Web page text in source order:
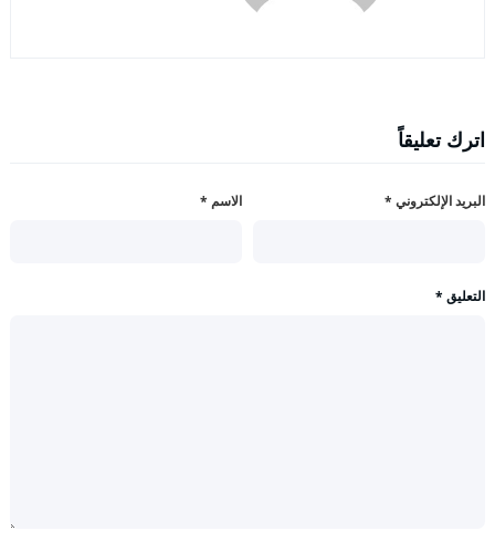
اترك تعليقاً
الاسم * البريد الإلكتروني *
التعليق *